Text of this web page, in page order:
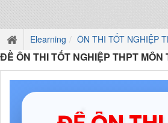
Elearning ÔN THI TỐT NGHIỆP
ĐỀ ÔN THI TỐT NGHIỆP THPT MÔN